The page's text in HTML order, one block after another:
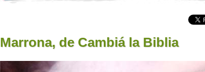
Marrona, de Cambiá la Biblia